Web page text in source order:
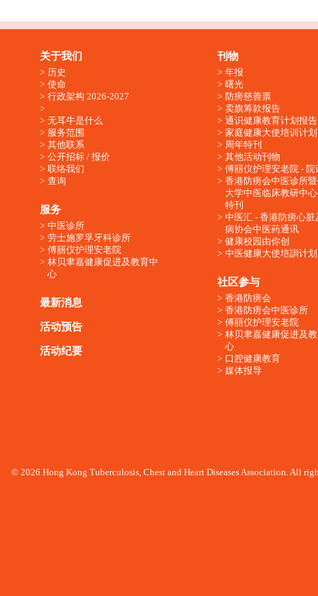
关于我们
历史
使命
行政架构 2026-2027
无耳牛是什么
服务范围
其他联系
公开招标 / 报价
联络我们
查询
服务
中医诊所
劳士施罗孚牙科诊所
傅丽仪护理安老院
林贝聿嘉健康促进及教育中
心
最新消息
活动预告
活动纪要
刊物
年报
曙光
防痨慈善票
卖旗筹款报告
通识健康教育计划报告
家庭健康大使培训计划
周年特刊
其他活动刊物
傅丽仪护理安老院 - 院
香港防痨会中医诊所
大学中医临床教研中
特刊
中医汇 - 香港防痨心脏
病协会中医药通讯
健康校园由你创
中医健康大使培訓计划
社区参与
香港防痨会
香港防痨会中医诊所
傅丽仪护理安老院
林贝聿嘉健康促进及
心
口腔健康教育
媒体报导
© 2026 Hong Kong Tuberculosis, Chest and Heart Diseases Association. All